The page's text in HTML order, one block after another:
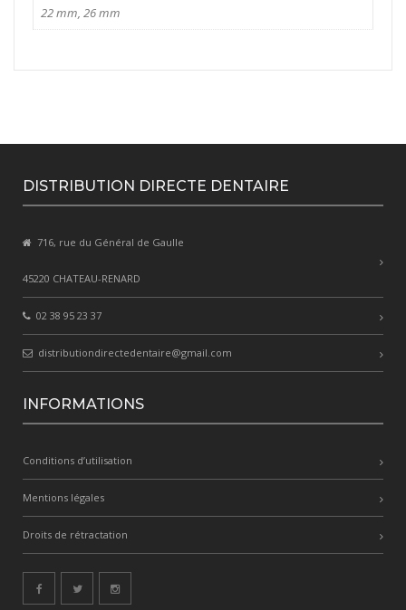
22 mm, 26 mm
DISTRIBUTION DIRECTE DENTAIRE
716, rue du Général de Gaulle
45220 CHATEAU-RENARD
02 38 95 23 37
distributiondirectedentaire@gmail.com
INFORMATIONS
Conditions d’utilisation
Mentions légales
Droits de rétractation